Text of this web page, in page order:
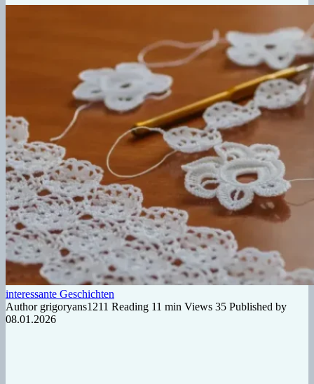
interessante Geschichten
Author grigoryans1211 Reading 11 min Views 35 Published by
08.01.2026